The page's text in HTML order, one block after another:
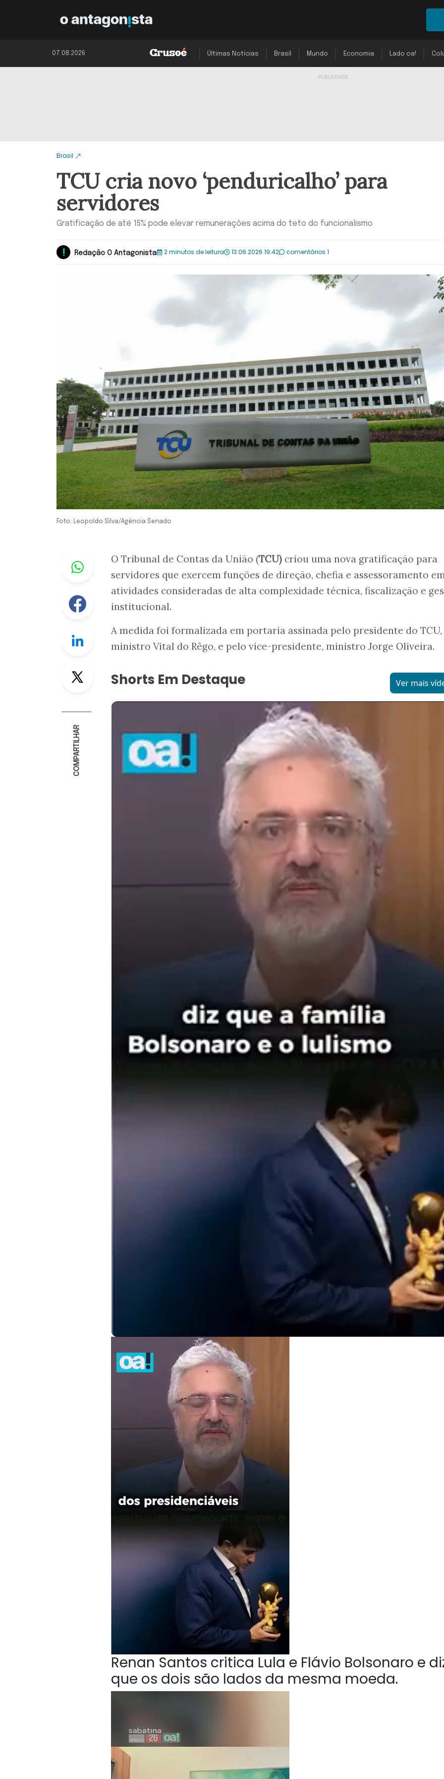
07.08.2026 Últimas Notícias Brasil Mundo Economia Lado oa!
Brasil
TCU cria novo ‘penduricalho’ para
servidores
Gratificação de até 15% pode elevar remunerações acima do teto do funcionalismo
Redação O Antagonista 2 minutos de leitura 13.06.2026 19:42 comentários 1
Foto: Leopoldo Silva/Agência Senado
Whastapp
Facebook
Linkedin
COMPARTILHAR
O Tribunal de Contas da União (TCU) criou uma nova gratificação para
servidores que exercem funções de direção, chefia e assessoramento
atividades consideradas de alta complexidade técnica, fiscalização e
institucional.
A medida foi formalizada em portaria assinada pelo presidente do TCU,
ministro Vital do Rêgo, e pelo vice-presidente, ministro Jorge Oliveira.
Shorts Em Destaque Ver mais
Renan Santos critica Lula e Flávio Bolsonaro e
que os dois são lados da mesma moeda.